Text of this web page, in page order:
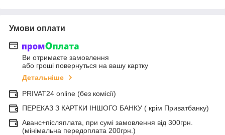
Умови оплати
Ви отримаєте замовлення
або гроші повернуться на вашу картку
Детальніше
PRIVAT24 online (без комісії)
ПЕРЕКАЗ З КАРТКИ ІНШОГО БАНКУ ( крім Приватбанку)
Аванс+післяплата, при сумі замовлення від 300грн.
(мінімальна передоплата 200грн.)